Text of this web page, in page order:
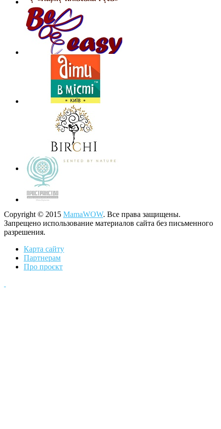
Copyright © 2015 MamaWOW. Все права защищены.
Запрещено использование материалов сайта без письменного
разрешения.
Карта сайту
Партнерам
Про проєкт